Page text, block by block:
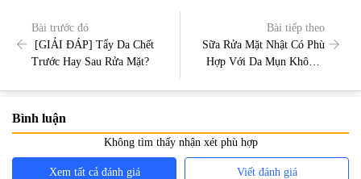
Bài trước đó
[GIẢI ĐÁP] Tẩy Da Chết
Trước Hay Sau Rửa Mặt?
Bài tiếp theo
Sữa Rửa Mặt Nhật Có Phù
Hợp Với Da Mụn Không?
Chuyên Gia
Bình luận
Không tìm thấy nhận xét phù hợp
Xem tất cả đánh giá Viết đánh giá